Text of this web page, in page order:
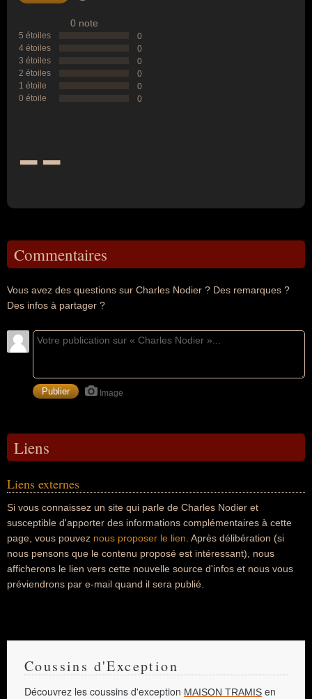
0 note
5 étoiles
0
4 étoiles
0
3 étoiles
0
2 étoiles
0
1 étoile
0
0 étoile
0
--
Commentaires
Vous avez des questions sur Charles Nodier ? Des remarques ?
Des infos à partager ?
Image
Liens
Liens externes
Si vous connaissez un site qui parle de Charles Nodier et
susceptible d'apporter des informations complémentaires à cette
page, vous pouvez nous proposer le lien . Après délibération (si
nous pensons que le contenu proposé est intéressant), nous
afficherons le lien vers cette nouvelle source d'infos et nous vous
préviendrons par e-mail quand il sera publié.
Coussins d'Exception
Découvrez les coussins d'exception MAISON TRAMIS en